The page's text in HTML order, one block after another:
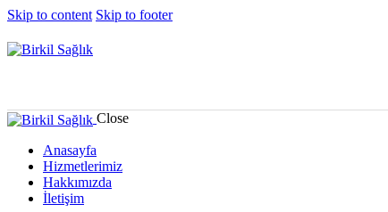
Skip to content Skip to footer
Close
Anasayfa
Hizmetlerimiz
Hakkımızda
İletişim